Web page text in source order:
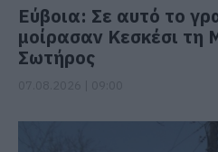
Εύβοια: Σε αυτό το
μοίρασαν Κεσκέσι
Σωτήρος